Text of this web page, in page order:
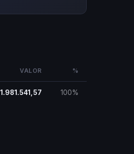
VALOR %
1.981.541,57 100%